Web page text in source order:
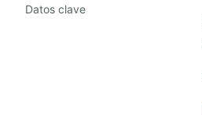
Datos clave